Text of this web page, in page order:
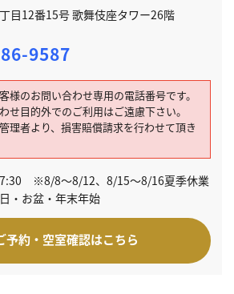
目12番15号 歌舞伎座タワー26階
9587
様のお問い合わせ専用の電話番号です。
せ目的外でのご利用はご遠慮下さい。
理者より、損害賠償請求を行わせて頂き
※8/8～8/12、8/15～8/16夏季休業
・お盆・年末年始
予約・空室確認はこちら